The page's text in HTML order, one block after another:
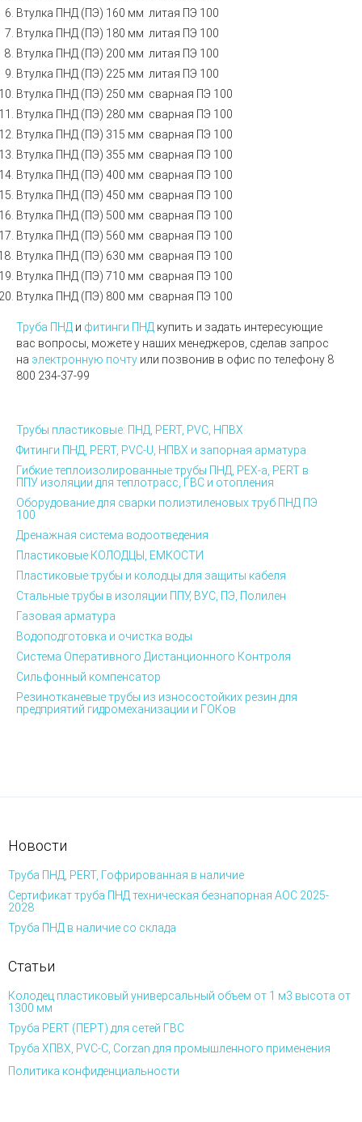
Втулка ПНД (ПЭ) 160 мм литая ПЭ 100
Втулка ПНД (ПЭ) 180 мм литая ПЭ 100
Втулка ПНД (ПЭ) 200 мм литая ПЭ 100
Втулка ПНД (ПЭ) 225 мм литая ПЭ 100
Втулка ПНД (ПЭ) 250 мм сварная ПЭ 100
Втулка ПНД (ПЭ) 280 мм сварная ПЭ 100
Втулка ПНД (ПЭ) 315 мм сварная ПЭ 100
Втулка ПНД (ПЭ) 355 мм сварная ПЭ 100
Втулка ПНД (ПЭ) 400 мм сварная ПЭ 100
Втулка ПНД (ПЭ) 450 мм сварная ПЭ 100
Втулка ПНД (ПЭ) 500 мм сварная ПЭ 100
Втулка ПНД (ПЭ) 560 мм сварная ПЭ 100
Втулка ПНД (ПЭ) 630 мм сварная ПЭ 100
Втулка ПНД (ПЭ) 710 мм сварная ПЭ 100
Втулка ПНД (ПЭ) 800 мм сварная ПЭ 100
Труба ПНД и фитинги ПНД купить и задать интересующие
вас вопросы, можете у наших менеджеров, сделав запрос
на электронную почту или позвонив в офис по телефону 8
800 234-37-99
Трубы пластиковые: ПНД, PERT, PVC, НПВХ
Фитинги ПНД, PERT, PVC-U, НПВХ и запорная арматура
Гибкие теплоизолированные трубы ПНД, PEX-а, PERT в
ППУ изоляции для теплотрасс, ГВС и отопления
Оборудование для сварки полиэтиленовых труб ПНД ПЭ
100
Дренажная система водоотведения
Пластиковые КОЛОДЦЫ, ЕМКОСТИ
Пластиковые трубы и колодцы для защиты кабеля
Стальные трубы в изоляции ППУ, ВУС, ПЭ, Полилен
Газовая арматура
Водоподготовка и очистка воды
Система Оперативного Дистанционного Контроля
Сильфонный компенсатор
Резинотканевые трубы из износостойких резин для
предприятий гидромеханизации и ГОКов
Новости
Труба ПНД, PERT, Гофрированная в наличие
Сертификат труба ПНД техническая безнапорная АОС 2025-
2028
Труба ПНД в наличие со склада
Статьи
Колодец пластиковый универсальный объем от 1 м3 высота от
1300 мм
Труба PERT (ПЕРТ) для сетей ГВС
Труба ХПВХ, PVC-C, Corzan для промышленного применения
Политика конфиденциальности